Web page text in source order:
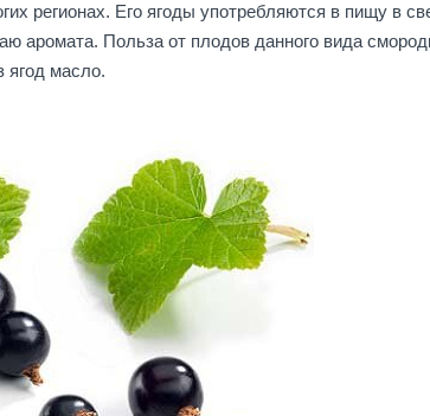
регионах. Его ягоды употребляются в пищу в
аромата. Польза от плодов данного вида
ягод масло.